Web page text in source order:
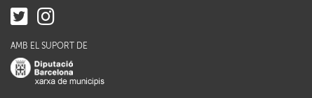
AMB EL SUPORT DE